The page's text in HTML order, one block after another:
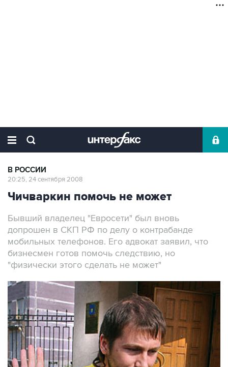
В РОССИИ
20:25, 24 сентября 2008
Чичваркин помочь не может
Бывший владелец "Евросети" был вновь
допрошен в СКП РФ по делу о контрабанде
мобильных телефонов. Его адвокат заявил, что
бизнесмен готов помочь следствию, но
"физически этого сделать не может"